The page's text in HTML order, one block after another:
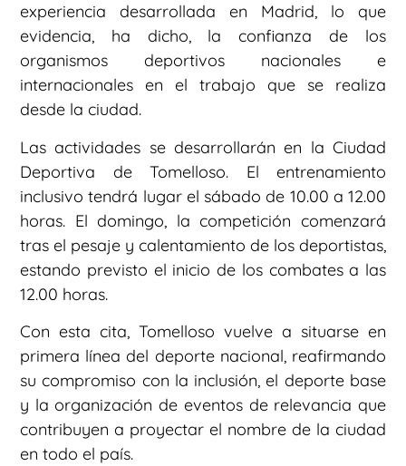
experiencia desarrollada en Madrid, lo que
evidencia, ha dicho, la confianza de los
organismos deportivos nacionales e
internacionales en el trabajo que se realiza
desde la ciudad.
Las actividades se desarrollarán en la Ciudad
Deportiva de Tomelloso. El entrenamiento
inclusivo tendrá lugar el sábado de 10.00 a 12.00
horas. El domingo, la competición comenzará
tras el pesaje y calentamiento de los deportistas,
estando previsto el inicio de los combates a las
12.00 horas.
Con esta cita, Tomelloso vuelve a situarse en
primera línea del deporte nacional, reafirmando
su compromiso con la inclusión, el deporte base
y la organización de eventos de relevancia que
contribuyen a proyectar el nombre de la ciudad
en todo el país.